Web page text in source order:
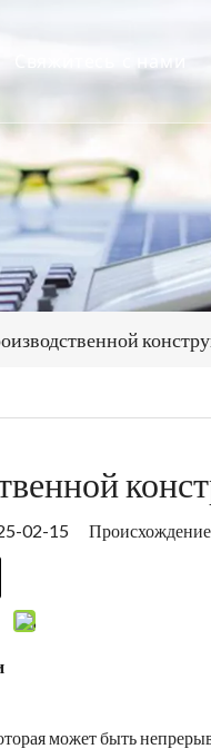
Свяжитесь с нами
02-15
может быть